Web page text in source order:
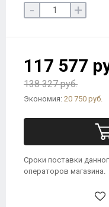
- +
117 577
138 327 руб.
Экономия: 20 750 руб.
Сроки поставки
операторов магазина.